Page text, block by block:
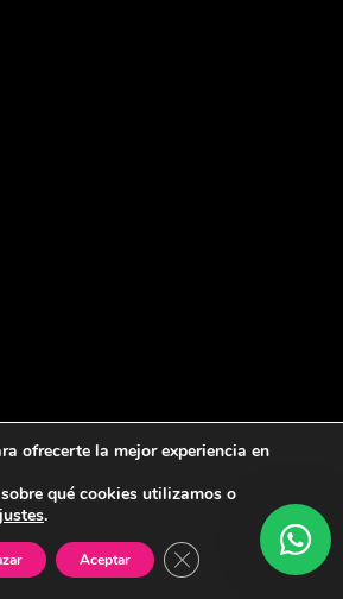
ofrecerte la mejor experiencia en
qué cookies utilizamos o
.
Aceptar Cerrar el banner de